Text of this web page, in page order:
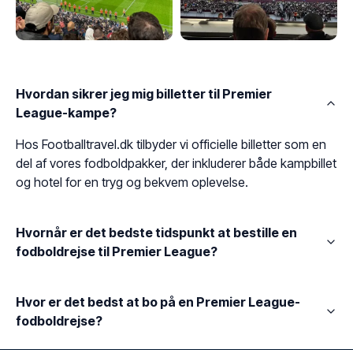
Hvordan sikrer jeg mig billetter til Premier
League-kampe?
Hos Footballtravel.dk tilbyder vi officielle billetter som en
del af vores fodboldpakker, der inkluderer både kampbillet
og hotel for en tryg og bekvem oplevelse.
Hvornår er det bedste tidspunkt at bestille en
fodboldrejse til Premier League?
Hvor er det bedst at bo på en Premier League-
fodboldrejse?